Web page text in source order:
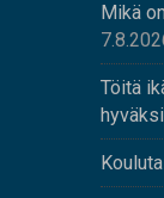
Mikä
Töitä
hyväksi